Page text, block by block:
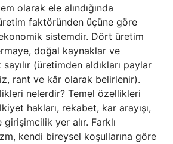
olarak ele alındığında
faktöründen üçüne göre
sistemdir. Dört üretim
doğal kaynaklar ve
(üretimden aldıkları paylar
rant ve kâr olarak belirlenir).
nelerdir? Temel özellikleri
hakları, rekabet, kar arayışı,
yer alır. Farklı
kendi bireysel koşullarına göre